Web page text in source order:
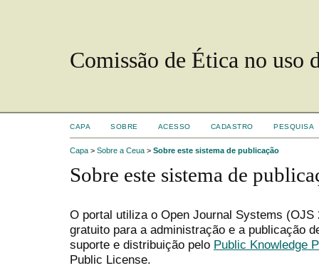
Comissão de Ética no uso
CAPA SOBRE ACESSO CADASTRO PESQUISA
Capa > Sobre a Ceua > Sobre este sistema de publicação
Sobre este sistema de
O portal utiliza o Open Journal Systems
gratuito para a administração e a publicação
suporte e distribuição pelo Public Knowledge
Public License.